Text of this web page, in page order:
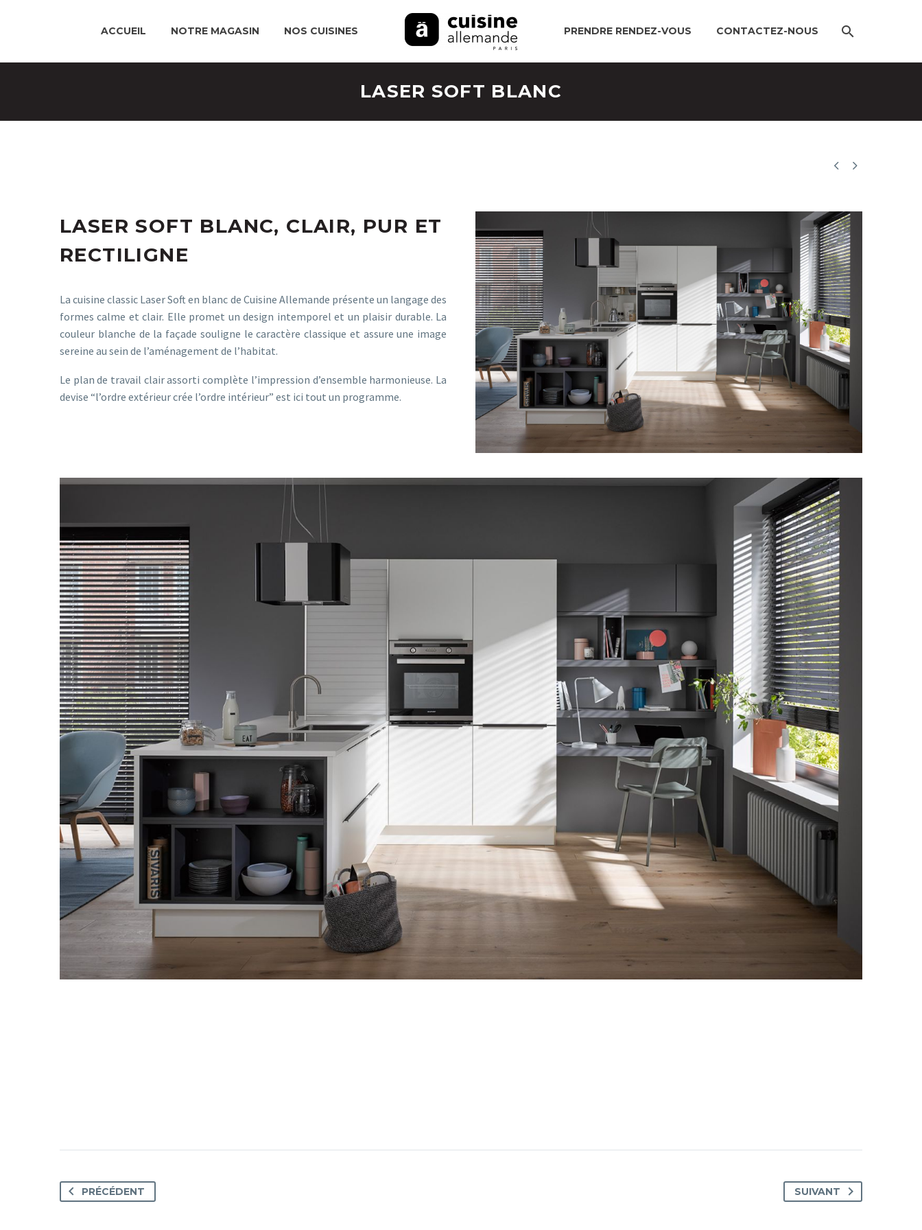
ACCUEIL NOTRE MAGASIN NOS CUISINES PRENDRE RENDEZ-VOUS CONTACTEZ-NOUS
LASER SOFT BLANC
 
LASER SOFT BLANC, CLAIR, PUR ET
RECTILIGNE
La cuisine classic Laser Soft en blanc de Cuisine Allemande présente un langage des
formes calme et clair. Elle promet un design intemporel et un plaisir durable. La
couleur blanche de la façade souligne le caractère classique et assure une image
sereine au sein de l’aménagement de l’habitat.
Le plan de travail clair assorti complète l’impression d’ensemble harmonieuse. La
devise “l’ordre extérieur crée l’ordre intérieur” est ici tout un programme.
PRÉCÉDENT SUIVANT